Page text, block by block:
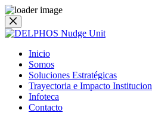
Saltar
al
Inicio
Somos
Soluciones Estratégicas
Trayectoria e Impacto
Infoteca
Contacto